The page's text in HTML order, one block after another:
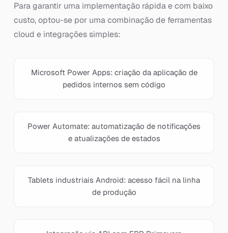
Para garantir uma implementação rápida e com baixo
custo, optou-se por uma combinação de ferramentas
cloud e integrações simples:
Microsoft Power Apps: criação da aplicação de
pedidos internos sem código
Power Automate: automatização de notificações
e atualizações de estados
Tablets industriais Android: acesso fácil na linha
de produção